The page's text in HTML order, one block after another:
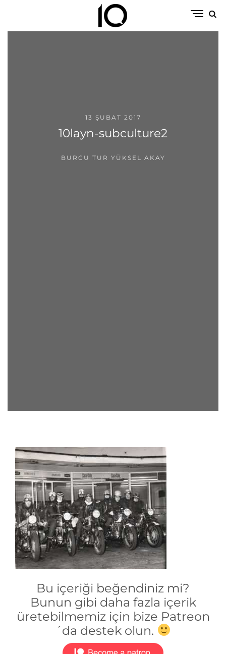
13 ŞUBAT 2017
10layn-subculture2
BURCU TUR YÜKSEL AKAY
Bu içeriği beğendiniz mi?
Bunun gibi daha fazla içerik
üretebilmemiz için bize Patreon
´da destek olun.